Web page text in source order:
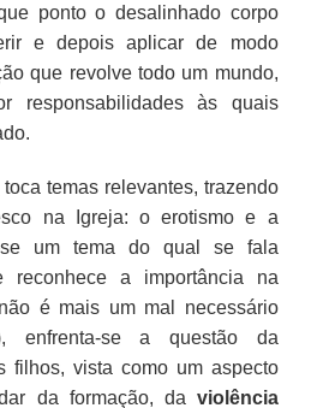
ponto o desalinhado corpo
e depois aplicar de modo
que revolve todo um mundo,
responsabilidades às quais
toca temas relevantes, trazendo
na Igreja: o erotismo e a
se um tema do qual se fala
reconhece a importância na
é mais um mal necessário
enfrenta-se a questão da
filhos, vista como um aspecto
da formação, da violência